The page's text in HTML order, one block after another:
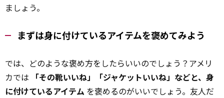
ましょう。
まずは身に付けているアイテムを褒めてみよう
では、どのような褒め方をしたらいいのでしょう？アメリ
カでは
「その靴いいね」「ジャケットいいね」などと、身
に付けているアイテム を褒めるのがいいでしょう。友人だ